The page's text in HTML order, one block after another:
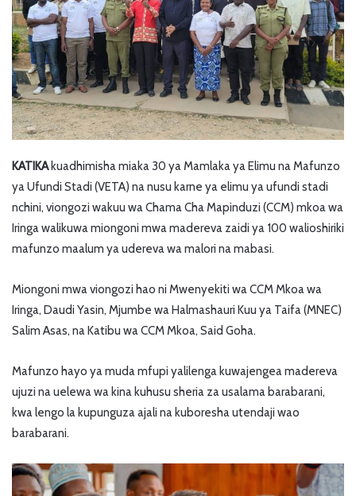
KATIKAkuadhimisha miaka 30 ya Mamlaka ya Elimu na Mafunzo
ya Ufundi Stadi (VETA) na nusu karne ya elimu ya ufundi stadi
nchini, viongozi wakuu wa Chama Cha Mapinduzi (CCM) mkoa wa
Iringa walikuwa miongoni mwa madereva zaidi ya 100 walioshiriki
mafunzo maalum ya udereva wa malori na mabasi.
Miongoni mwa viongozi hao ni Mwenyekiti wa CCM Mkoa wa
Iringa, Daudi Yasin, Mjumbe wa Halmashauri Kuu ya Taifa (MNEC)
Salim Asas, na Katibu wa CCM Mkoa, Said Goha.
Mafunzo hayo ya muda mfupi yalilenga kuwajengea madereva
ujuzi na uelewa wa kina kuhusu sheria za usalama barabarani,
kwa lengo la kupunguza ajali na kuboresha utendaji wao
barabarani.